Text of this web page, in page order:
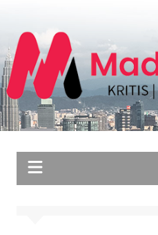
content